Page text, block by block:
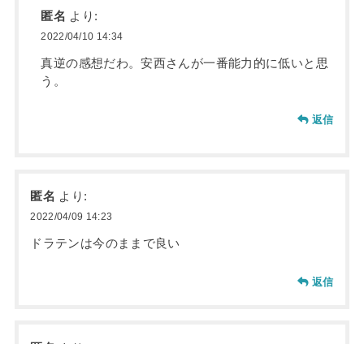
匿名 より:
2022/04/10 14:34
真逆の感想だわ。安西さんが一番能力的に低いと思
う。
返信
匿名 より:
2022/04/09 14:23
ドラテンは今のままで良い
返信